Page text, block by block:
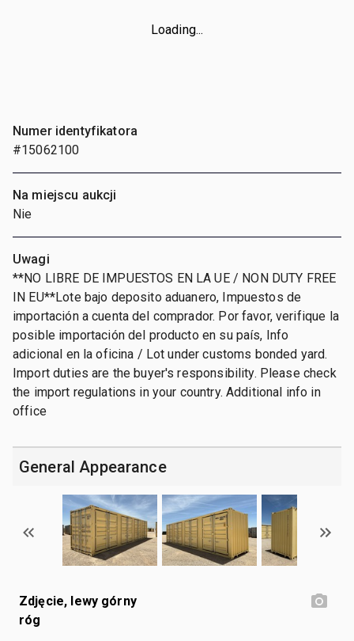
Loading...
Numer identyfikatora
#15062100
Na miejscu aukcji
Nie
Uwagi
**NO LIBRE DE IMPUESTOS EN LA UE / NON DUTY FREE
IN EU**Lote bajo deposito aduanero, Impuestos de
importación a cuenta del comprador. Por favor, verifique la
posible importación del producto en su país, Info
adicional en la oficina / Lot under customs bonded yard.
Import duties are the buyer's responsibility. Please check
the import regulations in your country. Additional info in
office
General Appearance
Zdjęcie, lewy górny
róg